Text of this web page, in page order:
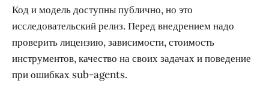
Код и модель доступны публично, но это
исследовательский релиз. Перед внедрением надо
проверить лицензию, зависимости, стоимость
инструментов, качество на своих задачах и поведение
при ошибках sub-agents.